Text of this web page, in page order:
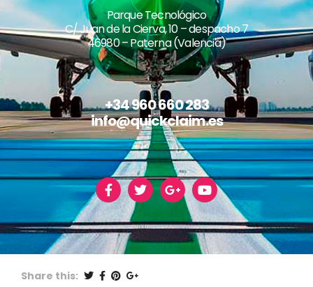
Parque Tecnológico
C/ Juan de la Cierva, 10 – despacho 7
46980 – Paterna (Valencia)
+34 960 660 283
info@quickclaim.es
Share this: